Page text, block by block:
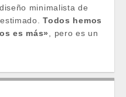
minimalista de
Todos hemos
es más»
, pero es un